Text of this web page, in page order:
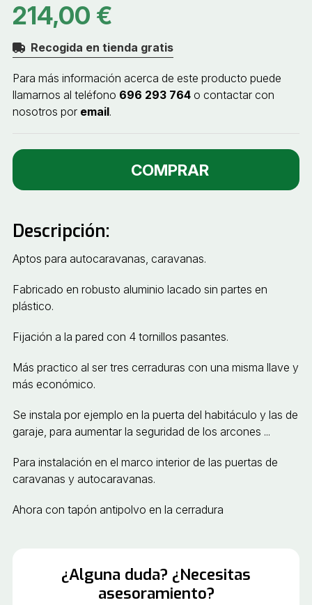
214,00 €
Recogida en tienda gratis
Para más información acerca de este producto puede
llamarnos al teléfono 696 293 764o contactar con
nosotros por email.
COMPRAR
Descripción:
Aptos para autocaravanas, caravanas.
Fabricado en robusto aluminio lacado sin partes en
plástico.
Fijación a la pared con 4 tornillos pasantes.
Más practico al ser tres cerraduras con una misma llave y
más económico.
Se instala por ejemplo en la puerta del habitáculo y las de
garaje, para aumentar la seguridad de los arcones ...
Para instalación en el marco interior de las puertas de
caravanas y autocaravanas.
Ahora con tapón antipolvo en la cerradura
¿Alguna duda? ¿Necesitas
asesoramiento?